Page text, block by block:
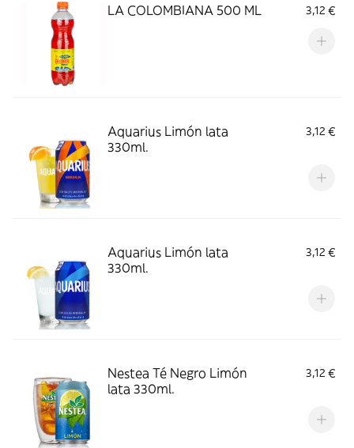
LA COLOMBIANA 500 ML 3,12 €
Aquarius Limón lata
330ml.
3,12 €
Aquarius Limón lata
330ml.
3,12 €
Nestea Té Negro Limón
lata 330ml.
3,12 €